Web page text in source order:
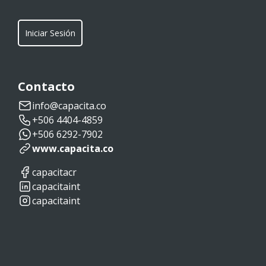
Iniciar Sesión
Contacto
info@capacita.co
+506 4404-4859
+506 6292-7902
www.capacita.co
capacitacr
capacitaint
capacitaint